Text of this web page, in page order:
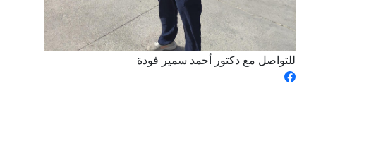
للتواصل مع دكتور أحمد سمير فودة